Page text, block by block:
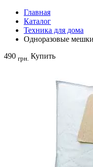
Главная
Каталог
Техника для дома
Одноразовые
490 грн. Купить